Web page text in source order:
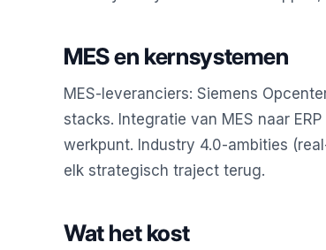
MES en kernsystemen
MES-leveranciers: Siemens
stacks. Integratie van MES naar
werkpunt. Industry 4.0-ambities
elk strategisch traject terug.
Wat het kost